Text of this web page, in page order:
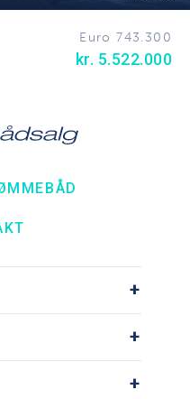
Euro 743.300
kr. 5.522.000